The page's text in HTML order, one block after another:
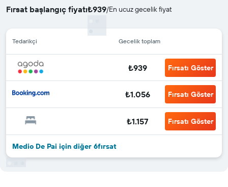
Fırsat başlangıç fiyatı₺939/En ucuz gecelik fiyat
Tedarikçi Gecelik toplam
₺939 Fırsatı Göster
₺1.056 Fırsatı Göster
₺1.157 Fırsatı Göster
Medio De Pai için diğer 6fırsat